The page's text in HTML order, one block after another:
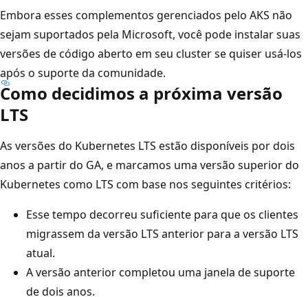
Embora esses complementos gerenciados pelo AKS não
sejam suportados pela Microsoft, você pode instalar suas
versões de código aberto em seu cluster se quiser usá-los
após o suporte da comunidade.
Como decidimos a próxima versão
LTS
As versões do Kubernetes LTS estão disponíveis por dois
anos a partir do GA, e marcamos uma versão superior do
Kubernetes como LTS com base nos seguintes critérios:
Esse tempo decorreu suficiente para que os clientes
migrassem da versão LTS anterior para a versão LTS
atual.
A versão anterior completou uma janela de suporte
de dois anos.